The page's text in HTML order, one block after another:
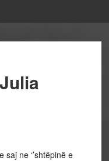
ne ‘’shtëpinë e